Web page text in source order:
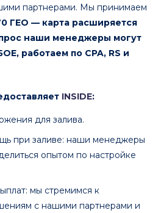
партнерами. Мы принимаем
ГЕО — карта расширяется
наши менеджеры могут
работаем по CPA, RS и
INSIDE:
для залива.
при заливе: наши менеджеры
опытом по настройке
мы стремимся к
с нашими партнерами и